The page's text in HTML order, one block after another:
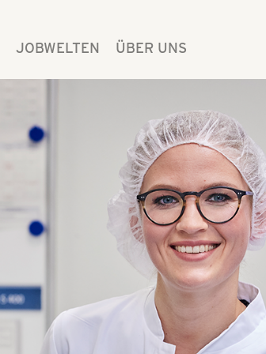
JOBWELTEN ÜBER UNS